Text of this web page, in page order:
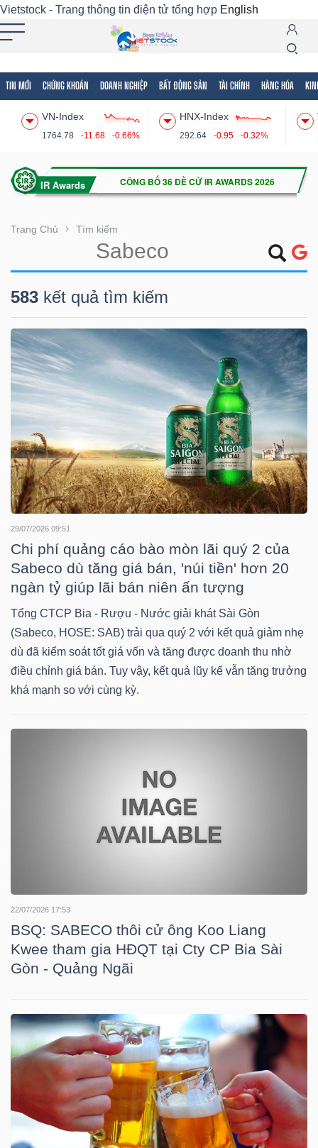
Vietstock - Trang thông tin điện tử tổng hợp English
TIN MỚI CHỨNG KHOÁN DOANH NGHIỆP BẤT ĐỘNG SẢN TÀI CHÍNH HÀNG HÓA
VN-Index
1764.78 -11.68 -0.66%
HNX-Index
292.64 -0.95 -0.32%
Trang Chủ Tìm kiếm
583 kết quả tìm kiếm
29/07/2026 09:51
Chi phí quảng cáo bào mòn lãi quý 2 của
Sabeco dù tăng giá bán, 'núi tiền' hơn 20
ngàn tỷ giúp lãi bán niên ấn tượng
Tổng CTCP Bia - Rượu - Nước giải khát Sài Gòn
(Sabeco, HOSE: SAB) trải qua quý 2 với kết quả giảm nhẹ
dù đã kiểm soát tốt giá vốn và tăng được doanh thu nhờ
điều chỉnh giá bán. Tuy vậy, kết quả lũy kế vẫn tăng trưởng
khá mạnh so với cùng kỳ.
22/07/2026 17:53
BSQ: SABECO thôi cử ông Koo Liang
Kwee tham gia HĐQT tại Cty CP Bia Sài
Gòn - Quảng Ngãi
Tất cả Tính năng Ngành Mã chứng khoán
Tính
(-)
VIETSTOCK
KHOÁN
DOANH
NGHIỆP
BẤT
ĐỘNG
SẢN
TÀI
HÓA
KINH
CÁ
NHÂN